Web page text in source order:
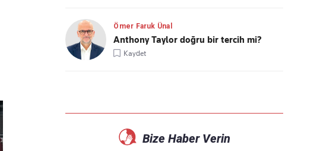
Ömer Faruk Ünal
Anthony Taylor doğru bir tercih mi?
Kaydet
Bize Haber Verin